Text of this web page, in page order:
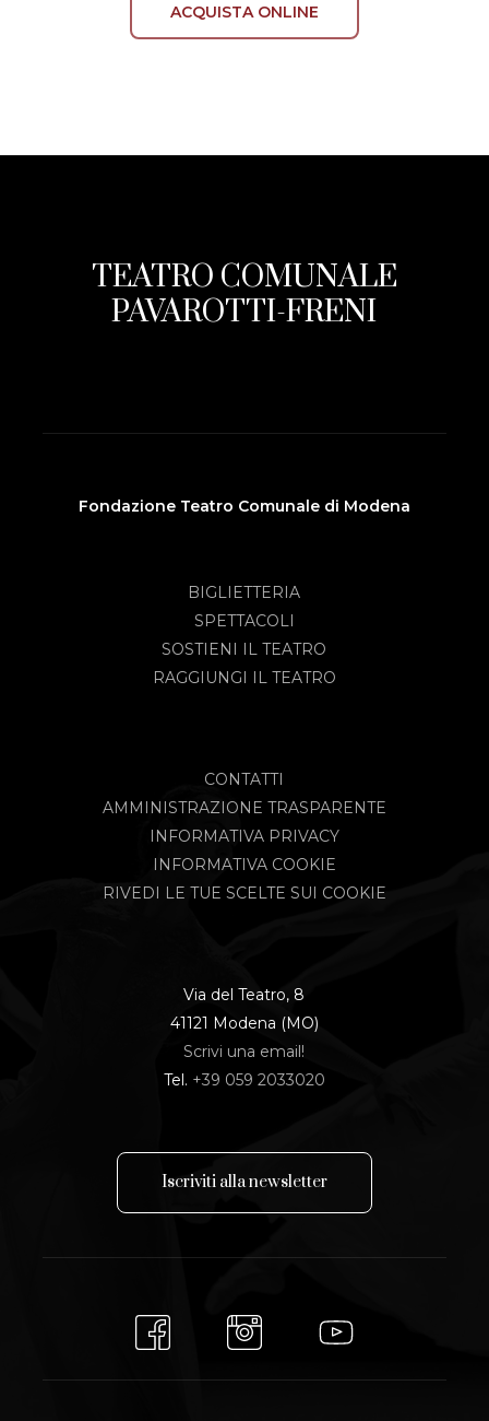
ACQUISTA ONLINE
TEATRO COMUNALE
PAVAROTTI-FRENI
Fondazione Teatro Comunale di Modena
BIGLIETTERIA
SPETTACOLI
SOSTIENI IL TEATRO
RAGGIUNGI IL TEATRO
CONTATTI
AMMINISTRAZIONE TRASPARENTE
INFORMATIVA PRIVACY
INFORMATIVA COOKIE
RIVEDI LE TUE SCELTE SUI COOKIE
Via del Teatro, 8
41121 Modena (MO)
Scrivi una email!
Tel. +39 059 2033020
Iscriviti allanewsletter